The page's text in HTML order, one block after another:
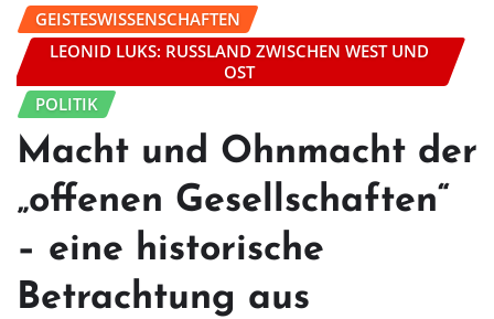
GEISTESWISSENSCHAFTEN
LEONID LUKS: RUSSLAND ZWISCHEN WEST UND
OST
POLITIK
Macht und Ohnmacht der
„offenen Gesellschaften“
– eine historische
Betrachtung aus